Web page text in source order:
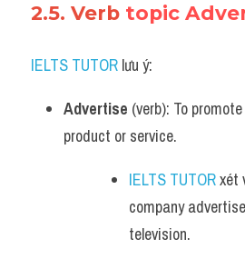
2.5. Verb topic
IELTS TUTOR lưu ý:
Advertise (verb): To
product or service.
IELTS TUTOR xét
company
television.